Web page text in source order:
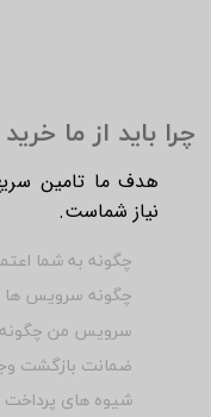
چرا باید از ما
هدف ما تامین
نیاز شماست.
چگونه به شما
چگونه سرویس ها
سرویس من
ضمانت بازگشت
شیوه های